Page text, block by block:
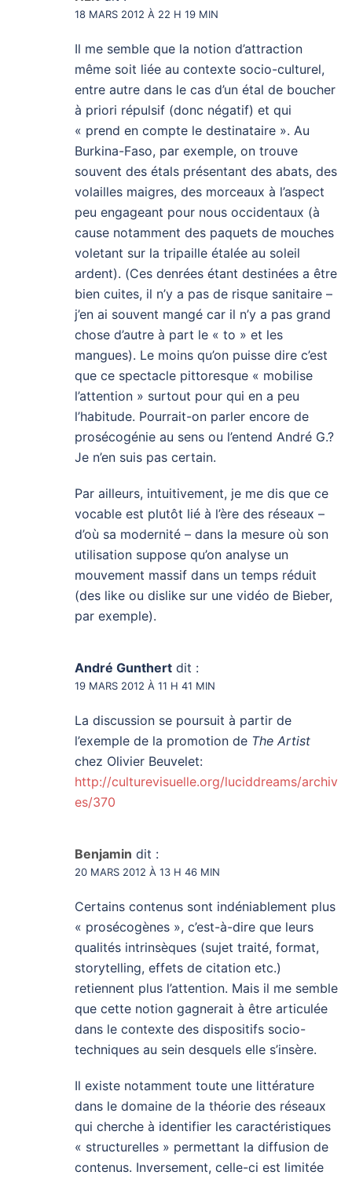
18 MARS 2012 À 22 H 19 MIN
Il me semble que la notion d’attraction
même soit liée au contexte socio-culturel,
entre autre dans le cas d’un étal de boucher
à priori répulsif (donc négatif) et qui
« prend en compte le destinataire ». Au
Burkina-Faso, par exemple, on trouve
souvent des étals présentant des abats, des
volailles maigres, des morceaux à l’aspect
peu engageant pour nous occidentaux (à
cause notamment des paquets de mouches
voletant sur la tripaille étalée au soleil
ardent). (Ces denrées étant destinées a être
bien cuites, il n’y a pas de risque sanitaire –
j’en ai souvent mangé car il n’y a pas grand
chose d’autre à part le « to » et les
mangues). Le moins qu’on puisse dire c’est
que ce spectacle pittoresque « mobilise
l’attention » surtout pour qui en a peu
l’habitude. Pourrait-on parler encore de
prosécogénie au sens ou l’entend André G.?
Je n’en suis pas certain.
Par ailleurs, intuitivement, je me dis que ce
vocable est plutôt lié à l’ère des réseaux –
d’où sa modernité – dans la mesure où son
utilisation suppose qu’on analyse un
mouvement massif dans un temps réduit
(des like ou dislike sur une vidéo de Bieber,
par exemple).
André Gunthert dit :
19 MARS 2012 À 11 H 41 MIN
La discussion se poursuit à partir de
l’exemple de la promotion de The Artist
chez Olivier Beuvelet:
http://culturevisuelle.org/luciddreams/archiv
es/370
Benjamin dit :
20 MARS 2012 À 13 H 46 MIN
Certains contenus sont indéniablement plus
« prosécogènes », c’est-à-dire que leurs
qualités intrinsèques (sujet traité, format,
storytelling, effets de citation etc.)
retiennent plus l’attention. Mais il me semble
que cette notion gagnerait à être articulée
dans le contexte des dispositifs socio-
techniques au sein desquels elle s’insère.
Il existe notamment toute une littérature
dans le domaine de la théorie des réseaux
qui cherche à identifier les caractéristiques
« structurelles » permettant la diffusion de
contenus. Inversement, celle-ci est limitée